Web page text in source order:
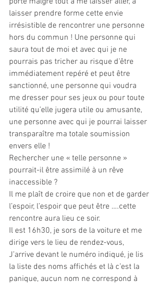
laisser prendre forme cette envie
irrésistible de rencontrer une personne
hors du commun ! Une personne qui
saura tout de moi et avec qui je ne
pourrais pas tricher au risque d’être
immédiatement repéré et peut être
sanctionné, une personne qui voudra
me dresser pour ses jeux ou pour toute
utilité qu’elle jugera utile ou amusante,
une personne avec qui je pourrai laisser
transparaître ma totale soumission
envers elle !
Rechercher une « telle personne »
pourrait-il être assimilé à un rêve
inaccessible ?
Il me plaît de croire que non et de garder
l’espoir, l’espoir que peut être ….cette
rencontre aura lieu ce soir.
Il est 16h30, je sors de la voiture et me
dirige vers le lieu de rendez-vous,
J’arrive devant le numéro indiqué, je lis
la liste des noms affichés et là c’est la
panique, aucun nom ne correspond à